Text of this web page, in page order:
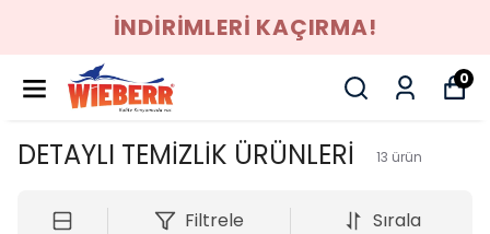
İNDİRİMLERİ KAÇIRMA!
0
DETAYLI TEMİZLİK ÜRÜNLERİ 13 ürün
Filtrele Sırala